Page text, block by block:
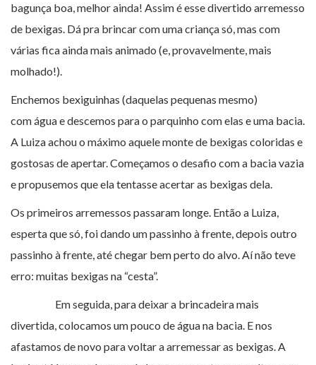
bagunça boa, melhor ainda! Assim é esse divertido arremesso
de bexigas. Dá pra brincar com uma criança só, mas com
várias fica ainda mais animado (e, provavelmente, mais
molhado!).
Enchemos bexiguinhas (daquelas pequenas mesmo)
com água e descemos para o parquinho com elas e uma bacia.
A Luiza achou o máximo aquele monte de bexigas coloridas e
gostosas de apertar. Começamos o desafio com a bacia vazia
e propusemos que ela tentasse acertar as bexigas dela.
Os primeiros arremessos passaram longe. Então a Luiza,
esperta que só, foi dando um passinho à frente, depois outro
passinho à frente, até chegar bem perto do alvo. Aí não teve
erro: muitas bexigas na “cesta”.
Em seguida, para deixar a brincadeira mais
divertida, colocamos um pouco de água na bacia. E nos
afastamos de novo para voltar a arremessar as bexigas. A